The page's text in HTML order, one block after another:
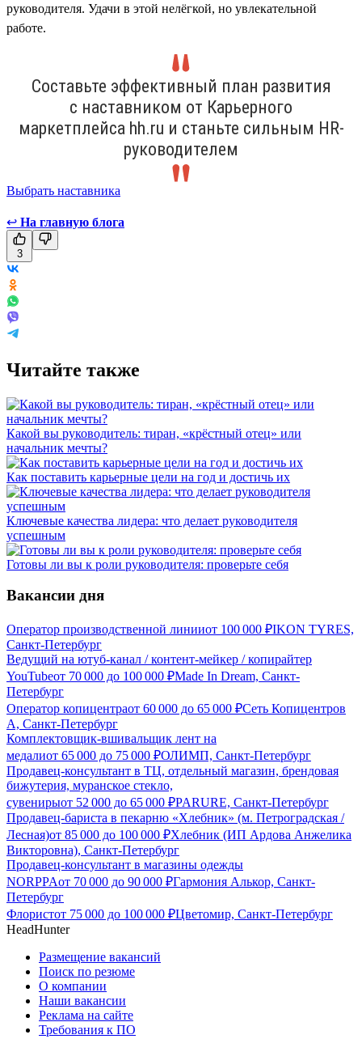
руководителя. Удачи в этой нелёгкой, но увлекательной
работе.
Составьте эффективный план развития
с наставником от Карьерного
маркетплейса hh.ru и станьте сильным HR-
руководителем
Выбрать наставника
↩ На главную блога
3
Читайте также
Какой вы руководитель: тиран, «крёстный отец» или
начальник мечты?
Как поставить карьерные цели на год и достичь их
Ключевые качества лидера: что делает руководителя
успешным
Готовы ли вы к роли руководителя: проверьте себя
Вакансии дня
Оператор производственной линииот 100 000 ₽IKON TYRES,
Санкт-Петербург
Ведущий на ютуб-канал / контент-мейкер / копирайтер
YouTubeот 70 000 до 100 000 ₽Made In Dream, Санкт-
Петербург
Оператор копицентраот 60 000 до 65 000 ₽Сеть Копицентров
А, Санкт-Петербург
Комплектовщик-вшивальщик лент на
медалиот 65 000 до 75 000 ₽ОЛИМП, Санкт-Петербург
Продавец-консультант в ТЦ, отдельный магазин, брендовая
бижутерия, муранское стекло,
сувенирыот 52 000 до 65 000 ₽PARURE, Санкт-Петербург
Продавец-бариста в пекарню «Хлебник» (м. Петроградская /
Лесная)от 85 000 до 100 000 ₽Хлебник (ИП Ардова Анжелика
Викторовна), Санкт-Петербург
Продавец-консультант в магазины одежды
NORPPAот 70 000 до 90 000 ₽Гармония Алькор, Санкт-
Петербург
Флористот 75 000 до 100 000 ₽Цветомир, Санкт-Петербург
HeadHunter
Размещение вакансий
Поиск по резюме
О компании
Наши вакансии
Реклама на сайте
Требования к ПО